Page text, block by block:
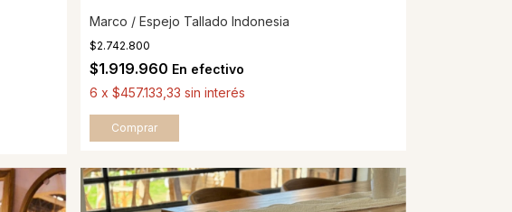
Marco / Espejo Tallado Indonesia
$2.742.800
$1.919.960 En efectivo
6 x $457.133,33 sin interés
Comprar